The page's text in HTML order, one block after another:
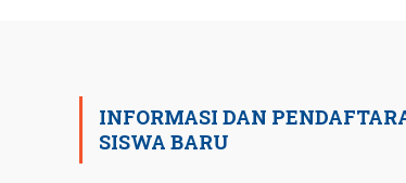
INFORMASI DAN
SISWA BARU